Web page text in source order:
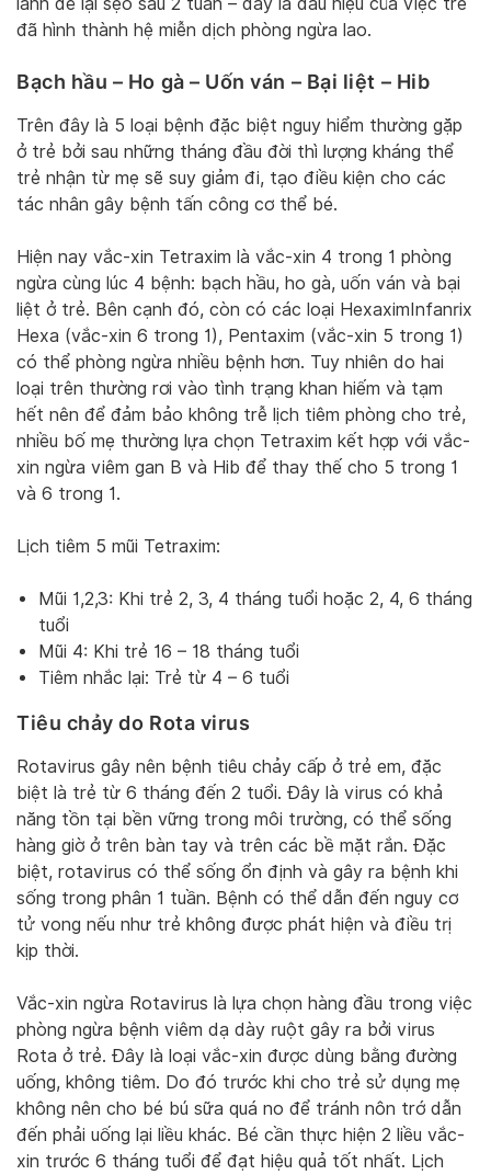
đã hình thành hệ miễn dịch phòng ngừa lao.
Bạch hầu – Ho gà – Uốn ván – Bại liệt – Hib
Trên đây là 5 loại bệnh đặc biệt nguy hiểm thường gặp
ở trẻ bởi sau những tháng đầu đời thì lượng kháng thể
trẻ nhận từ mẹ sẽ suy giảm đi, tạo điều kiện cho các
tác nhân gây bệnh tấn công cơ thể bé.
Hiện nay vắc-xin Tetraxim là vắc-xin 4 trong 1 phòng
ngừa cùng lúc 4 bệnh: bạch hầu, ho gà, uốn ván và bại
liệt ở trẻ. Bên cạnh đó, còn có các loại HexaximInfanrix
Hexa (vắc-xin 6 trong 1), Pentaxim (vắc-xin 5 trong 1)
có thể phòng ngừa nhiều bệnh hơn. Tuy nhiên do hai
loại trên thường rơi vào tình trạng khan hiếm và tạm
hết nên để đảm bảo không trễ lịch tiêm phòng cho trẻ,
nhiều bố mẹ thường lựa chọn Tetraxim kết hợp với vắc-
xin ngừa viêm gan B và Hib để thay thế cho 5 trong 1
và 6 trong 1.
Lịch tiêm 5 mũi Tetraxim:
Mũi 1,2,3: Khi trẻ 2, 3, 4 tháng tuổi hoặc 2, 4, 6 tháng
tuổi
Mũi 4: Khi trẻ 16 – 18 tháng tuổi
Tiêm nhắc lại: Trẻ từ 4 – 6 tuổi
Tiêu chảy do Rota virus
Rotavirus gây nên bệnh tiêu chảy cấp ở trẻ em, đặc
biệt là trẻ từ 6 tháng đến 2 tuổi. Đây là virus có khả
năng tồn tại bền vững trong môi trường, có thể sống
hàng giờ ở trên bàn tay và trên các bề mặt rắn. Đặc
biệt, rotavirus có thể sống ổn định và gây ra bệnh khi
sống trong phân 1 tuần. Bệnh có thể dẫn đến nguy cơ
tử vong nếu như trẻ không được phát hiện và điều trị
kịp thời.
Vắc-xin ngừa Rotavirus là lựa chọn hàng đầu trong việc
phòng ngừa bệnh viêm dạ dày ruột gây ra bởi virus
Rota ở trẻ. Đây là loại vắc-xin được dùng bằng đường
uống, không tiêm. Do đó trước khi cho trẻ sử dụng mẹ
không nên cho bé bú sữa quá no để tránh nôn trớ dẫn
đến phải uống lại liều khác. Bé cần thực hiện 2 liều vắc-
xin trước 6 tháng tuổi để đạt hiệu quả tốt nhất. Lịch